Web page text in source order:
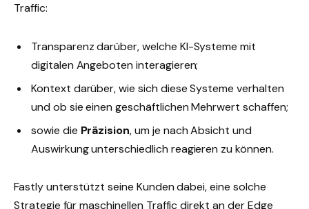
Traffic:
Transparenz darüber, welche KI-Systeme mit
digitalen Angeboten interagieren;
Kontext darüber, wie sich diese Systeme verhalten
und ob sie einen geschäftlichen Mehrwert schaffen;
sowie die Präzision, um je nach Absicht und
Auswirkung unterschiedlich reagieren zu können.
Fastly unterstützt seine Kunden dabei, eine solche
Strategie für maschinellen Traffic direkt an der Edge